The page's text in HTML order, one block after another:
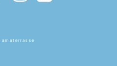
amaterrasse